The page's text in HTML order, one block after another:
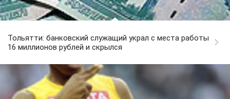
Тольятти: банковский служащий украл с места работы
16 миллионов рублей и скрылся